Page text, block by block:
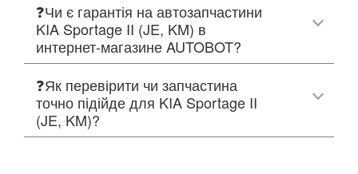
❓Чи є гарантія на автозапчастини
KIA Sportage II (JE, KM) в
интернет-магазине AUTOBOT?
❓Як перевірити чи запчастина
точно підійде для KIA Sportage II
(JE, KM)?